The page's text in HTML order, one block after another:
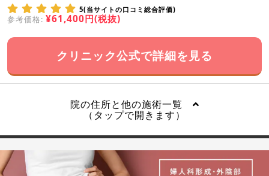
5(当サイトの口コミ総合評価)
参考価格: ¥61,400円(税抜)
クリニック公式で詳細を見る
院の住所と他の施術一覧
（タップで開きます）